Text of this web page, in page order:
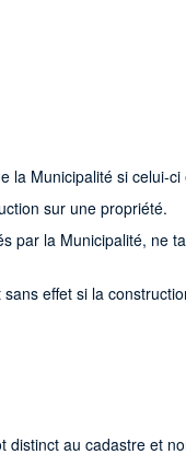
Municipalité si celui-
sur une propriété.
la Municipalité, ne
effet si la
au cadastre et